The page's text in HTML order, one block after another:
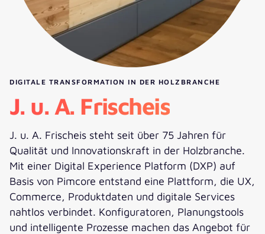
DIGITALE TRANSFORMATION IN DER HOLZBRANCHE
J. u. A. Frischeis
J. u. A. Frischeis steht seit über 75 Jahren für
Qualität und Innovationskraft in der Holzbranche.
Mit einer Digital Experience Platform (DXP) auf
Basis von Pimcore entstand eine Plattform, die UX,
Commerce, Produktdaten und digitale Services
nahtlos verbindet. Konfiguratoren, Planungstools
und intelligente Prozesse machen das Angebot für